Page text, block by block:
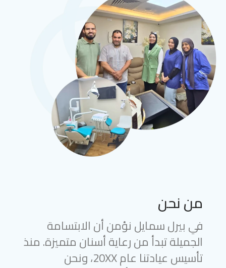
من نحن
في بيرل سمايل نؤمن أن الابتسامة
الجميلة تبدأ من رعاية أسنان متميزة. منذ
تأسيس عيادتنا عام 20XX، ونحن